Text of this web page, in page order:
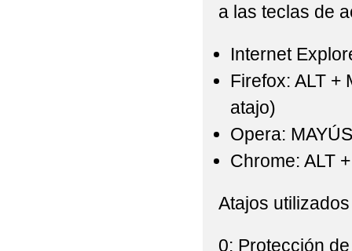
PROGRAMACIONES
PROYECTO DE
PROPUESTA DE
ESCOLARES Y LIBROS
UN PASEO
UN PASEO
a las teclas de
Internet
Firefox: ALT +
atajo)
Opera:
Chrome: ALT
Atajos
0: Protección